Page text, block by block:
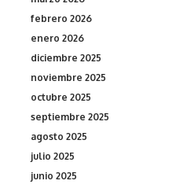
febrero 2026
enero 2026
diciembre 2025
noviembre 2025
octubre 2025
septiembre 2025
agosto 2025
julio 2025
junio 2025